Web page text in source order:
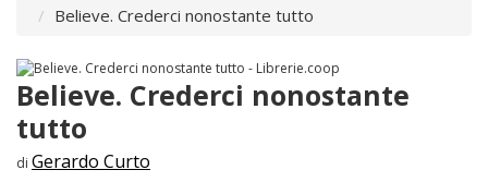
Believe. Crederci nonostante tutto
Believe. Crederci nonostante
tutto
di Gerardo Curto